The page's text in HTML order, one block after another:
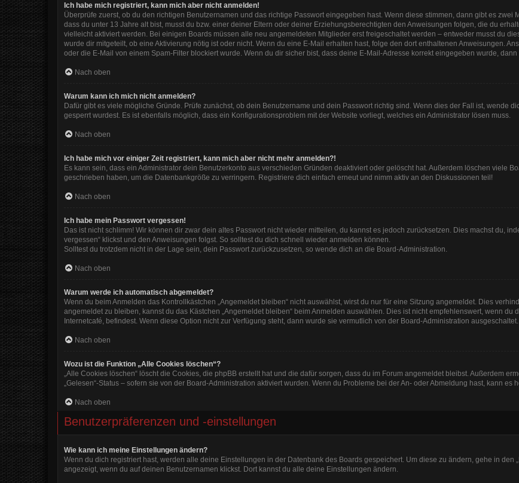
Ich habe mich registriert, kann mich aber nicht anmelden!
Überprüfe zuerst, ob du den richtigen Benutzernamen und das richtige Passwort eingegeben hast. Wenn diese stimmen, dann gibt es zwei
dass du unter 13 Jahre alt bist, musst du bzw. einer deiner Eltern oder deiner Erziehungsberechtigten den Anweisungen folgen, die du
vielleicht aktiviert werden. Bei einigen Boards müssen alle neu angemeldeten Mitglieder erst freigeschaltet werden – entweder musst du
wurde dir mitgeteilt, ob eine Aktivierung nötig ist oder nicht. Wenn du eine E-Mail erhalten hast, folge den dort enthaltenen Anweisungen.
oder die E-Mail von einem Spam-Filter blockiert wurde. Wenn du dir sicher bist, dass deine E-Mail-Adresse korrekt eingegeben wurde, dann
Nach oben
Warum kann ich mich nicht anmelden?
Dafür gibt es viele mögliche Gründe. Prüfe zunächst, ob dein Benutzername und dein Passwort richtig sind. Wenn dies der Fall ist, wende
gesperrt wurdest. Es ist ebenfalls möglich, dass ein Konfigurationsproblem mit der Website vorliegt, welches ein Administrator lösen muss.
Nach oben
Ich habe mich vor einiger Zeit registriert, kann mich aber nicht mehr anmelden?!
Es kann sein, dass ein Administrator dein Benutzerkonto aus verschieden Gründen deaktiviert oder gelöscht hat. Außerdem löschen viele
geschrieben haben, um die Datenbankgröße zu verringern. Registriere dich einfach erneut und nimm aktiv an den Diskussionen teil!
Nach oben
Ich habe mein Passwort vergessen!
Das ist nicht schlimm! Wir können dir zwar dein altes Passwort nicht wieder mitteilen, du kannst es jedoch zurücksetzen. Dies machst du,
vergessen“ klickst und den Anweisungen folgst. So solltest du dich schnell wieder anmelden können.
Solltest du trotzdem nicht in der Lage sein, dein Passwort zurückzusetzen, so wende dich an die Board-Administration.
Nach oben
Warum werde ich automatisch abgemeldet?
Wenn du beim Anmelden das Kontrollkästchen „Angemeldet bleiben“ nicht auswählst, wirst du nur für eine Sitzung angemeldet. Dies
angemeldet zu bleiben, kannst du das Kästchen „Angemeldet bleiben“ beim Anmelden auswählen. Dies ist nicht empfehlenswert, wenn
Internetcafé, befindest. Wenn diese Option nicht zur Verfügung steht, dann wurde sie vermutlich von der Board-Administration ausgeschaltet.
Nach oben
Wozu ist die Funktion „Alle Cookies löschen“?
„Alle Cookies löschen“ löscht die Cookies, die phpBB erstellt hat und die dafür sorgen, dass du im Forum angemeldet bleibst. Außerdem
„Gelesen“-Status – sofern sie von der Board-Administration aktiviert wurden. Wenn du Probleme bei der An- oder Abmeldung hast, kann es
Nach oben
Benutzerpräferenzen und -einstellungen
Wie kann ich meine Einstellungen ändern?
Wenn du dich registriert hast, werden alle deine Einstellungen in der Datenbank des Boards gespeichert. Um diese zu ändern, gehe in den
angezeigt, wenn du auf deinen Benutzernamen klickst. Dort kannst du alle deine Einstellungen ändern.